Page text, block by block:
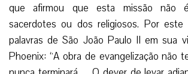
que afirmou que esta missão não
sacerdotes ou dos religiosos. Por
palavras de São João Paulo II em sua
Phoenix: “A obra de evangelização não